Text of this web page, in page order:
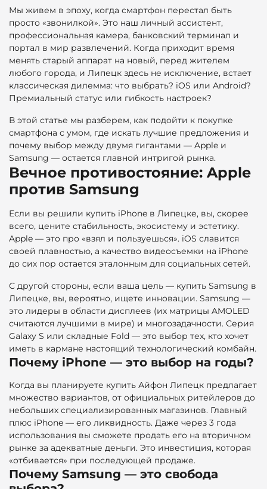
Мы живем в эпоху, когда смартфон перестал быть
просто «звонилкой». Это наш личный ассистент,
профессиональная камера, банковский терминал и
портал в мир развлечений. Когда приходит время
менять старый аппарат на новый, перед жителем
любого города, и Липецк здесь не исключение, встает
классическая дилемма: что выбрать? iOS или Android?
Премиальный статус или гибкость настроек?
В этой статье мы разберем, как подойти к покупке
смартфона с умом, где искать лучшие предложения и
почему выбор между двумя гигантами — Apple и
Samsung — остается главной интригой рынка.
Вечное противостояние: Apple
против Samsung
Если вы решили купить iPhone в Липецке, вы, скорее
всего, цените стабильность, экосистему и эстетику.
Apple — это про «взял и пользуешься». iOS славится
своей плавностью, а качество видеосъемки на iPhone
до сих пор остается эталонным для социальных сетей.
С другой стороны, если ваша цель — купить Samsung в
Липецке, вы, вероятно, ищете инновации. Samsung —
это лидеры в области дисплеев (их матрицы AMOLED
считаются лучшими в мире) и многозадачности. Серия
Galaxy S или складные Fold — это выбор тех, кто хочет
иметь в кармане настоящий технологический комбайн.
Почему iPhone — это выбор на годы?
Когда вы планируете купить Айфон Липецк предлагает
множество вариантов, от официальных ритейлеров до
небольших специализированных магазинов. Главный
плюс iPhone — его ликвидность. Даже через 3 года
использования вы сможете продать его на вторичном
рынке за адекватные деньги. Это инвестиция, которая
«отбивается» при последующей продаже.
Почему Samsung — это свобода